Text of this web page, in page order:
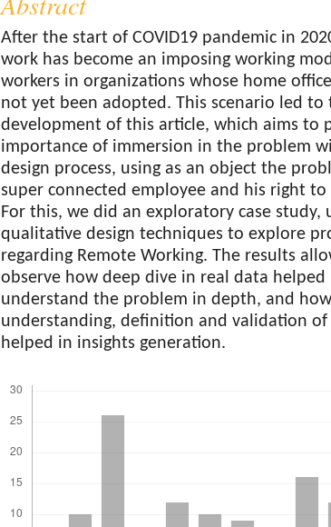
After the start of COVID19 pandemic in
work has become an imposing working
workers in organizations whose home
not yet been adopted. This scenario led to
development of this article, which aims to
importance of immersion in the problem
design process, using as an object the
super connected employee and his right to
For this, we did an exploratory case study,
qualitative design techniques to explore
regarding Remote Working. The results
observe how deep dive in real data helped
understand the problem in depth, and
understanding, definition and validation
helped in insights generation.